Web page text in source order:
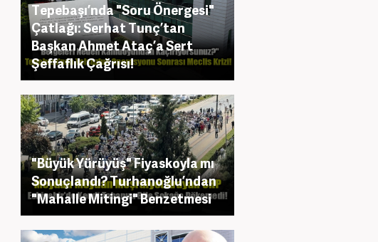
Tepebaşı’nda "Soru Önergesi"
Çatlağı: Serhat Tunç’tan
Başkan Ahmet Ataç’a Sert
Şeffaflık Çağrısı!
"Büyük Yürüyüş" Fiyaskoyla mı
Sonuçlandı? Turhanoğlu’ndan
"Mahalle Mitingi" Benzetmesi